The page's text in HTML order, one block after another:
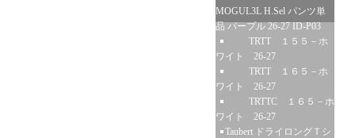
MOGUL3L H.Sel パンツ単
品 パープル 26-27 ID-P03
TRTT １５５－ホ
ワイト 26-27
TRTT １６５－ホ
ワイト 26-27
TRTTC １６５－ホ
ワイト 26-27
Taubert ドライロングＴシ